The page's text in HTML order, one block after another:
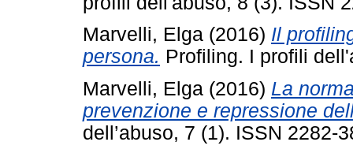
Marvelli, Elga (2016) Il
persona. Profiling. I profili
Marvelli, Elga (2016) La
prevenzione e repressione
dell’abuso, 7 (1). ISSN 2282-